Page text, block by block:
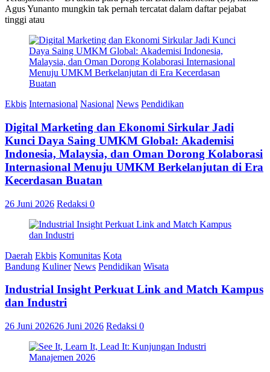
Agus Yunanto mungkin tak pernah tercatat dalam daftar pejabat
tinggi atau
Ekbis Internasional Nasional News Pendidikan
Digital Marketing dan Ekonomi Sirkular Jadi
Kunci Daya Saing UMKM Global: Akademisi
Indonesia, Malaysia, dan Oman Dorong Kolaborasi
Internasional Menuju UMKM Berkelanjutan di Era
Kecerdasan Buatan
26 Juni 2026 Redaksi 0
Daerah Ekbis Komunitas Kota
Bandung Kuliner News Pendidikan Wisata
Industrial Insight Perkuat Link and Match Kampus
dan Industri
26 Juni 202626 Juni 2026 Redaksi 0